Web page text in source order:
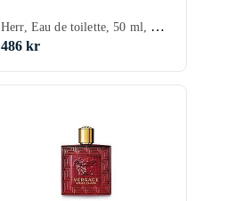
Herr, Eau de toilette, 50 ml, Pour Homme, Mysk, Cederträ, Tonkabönor, Apelsin, Mandarin, Neroli, Mynta, Äpple, Lotus, Viol, Citron/Citrus, Ros, Orkidé, Bergamott, Vetiver, Hyacint, Salvia, Trä, Guava, Blåregn, Pelargonia, Pomerans, Läder, Ylang Ylang, Jasmin, Vanilj, Ambra, Svarta vinbär, Geranium, Ekmossa
486 kr